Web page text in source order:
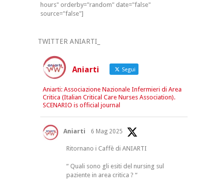
hours" orderby="random" date="false"
source="false"]
TWITTER ANIARTI_
Aniarti Segui
Aniarti: Associazione Nazionale Infermieri di Area
Critica (Italian Critical Care Nurses Association).
SCENARIO is official journal
Aniarti 6 Mag 2025
Ritornano i Caffè di ANIARTI
“ Quali sono gli esiti del nursing sul
paziente in area critica ? “